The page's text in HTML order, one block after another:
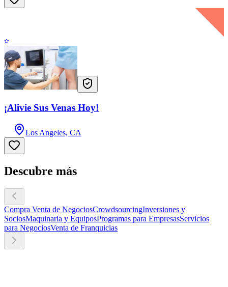
¡Alivie Sus Venas Hoy!
Los Angeles, CA
Descubre más
Compra Venta de NegociosCrowdsourcingInversiones y
SociosMaquinaria y EquiposProgramas para EmpresasServicios
para NegociosVenta de Franquicias